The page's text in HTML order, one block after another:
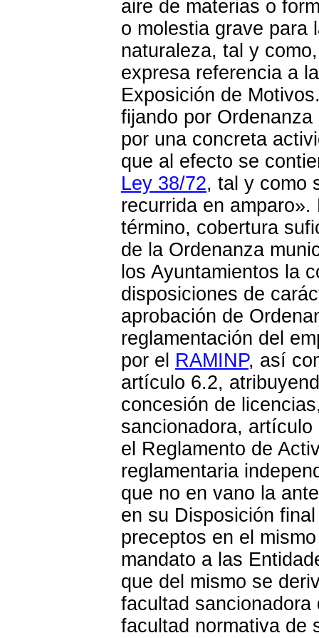
aire de materias o
o molestia grave para
naturaleza, tal y
expresa referencia a
Exposición de
fijando por
por una concreta
que al efecto se
Ley 38/72, tal y como
recurrida en
término, cobertura
de la Ordenanza
los Ayuntamientos la
disposiciones de
aprobación de
reglamentación del
por el RAMINP, así
artículo 6.2,
concesión de
sancionadora,
el Reglamento de
reglamentaria
que no en vano la
en su Disposición
preceptos en el
mandato a las
que del mismo se
facultad
facultad normativa de